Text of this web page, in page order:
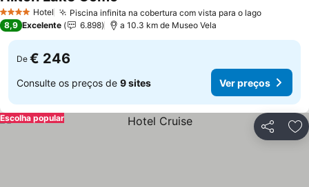
4 EstrelasHotel Piscina infinita na cobertura com vista para o lagoVer
8,9 Excelente 6.898 a 10.3 km de Museo Vela
De € 246
Consulte os preços de 9 sites Ver preços
Partilhar
Escolha popular